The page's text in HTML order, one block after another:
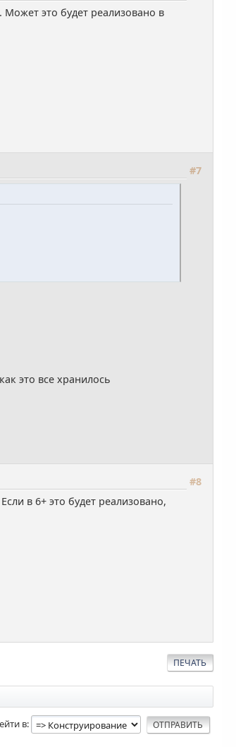
это будет реализовано в
#7
это все хранилось
#8
в 6+ это будет реализовано,
ПЕЧАТЬ
в